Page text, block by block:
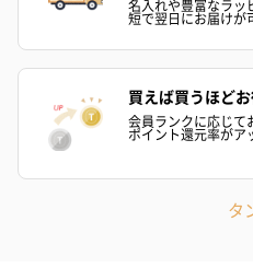
スイーツ
スイーツを同梱してお届けいた
です。
名入れや豊富なラッ
短で翌日にお届けが
買えば買うほど
会員ランクに応じて
ポイント還元率がア
タ